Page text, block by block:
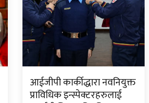
आईजीपी कार्कीद्धारा नवनियुक्त
प्राविधिक इन्स्पेक्टरहरुलाई